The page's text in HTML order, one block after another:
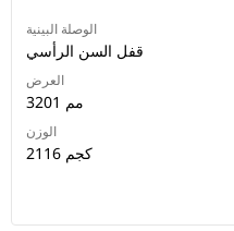
الوصلة البينية
قفل السن الرأسي
العرض
3201 مم
الوزن
2116 كجم